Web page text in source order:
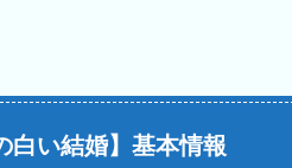
白い結婚】基本情報